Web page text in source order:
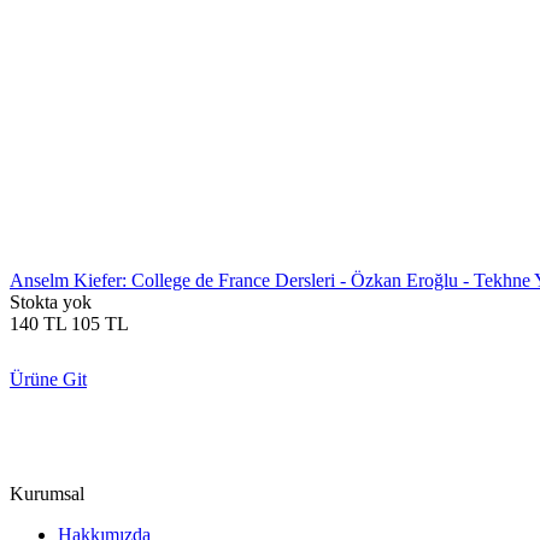
Anselm Kiefer: College de France Dersleri - Özkan Eroğlu - Tekhne
Stokta yok
140 TL 105 TL
Ürüne Git
Kurumsal
Hakkımızda